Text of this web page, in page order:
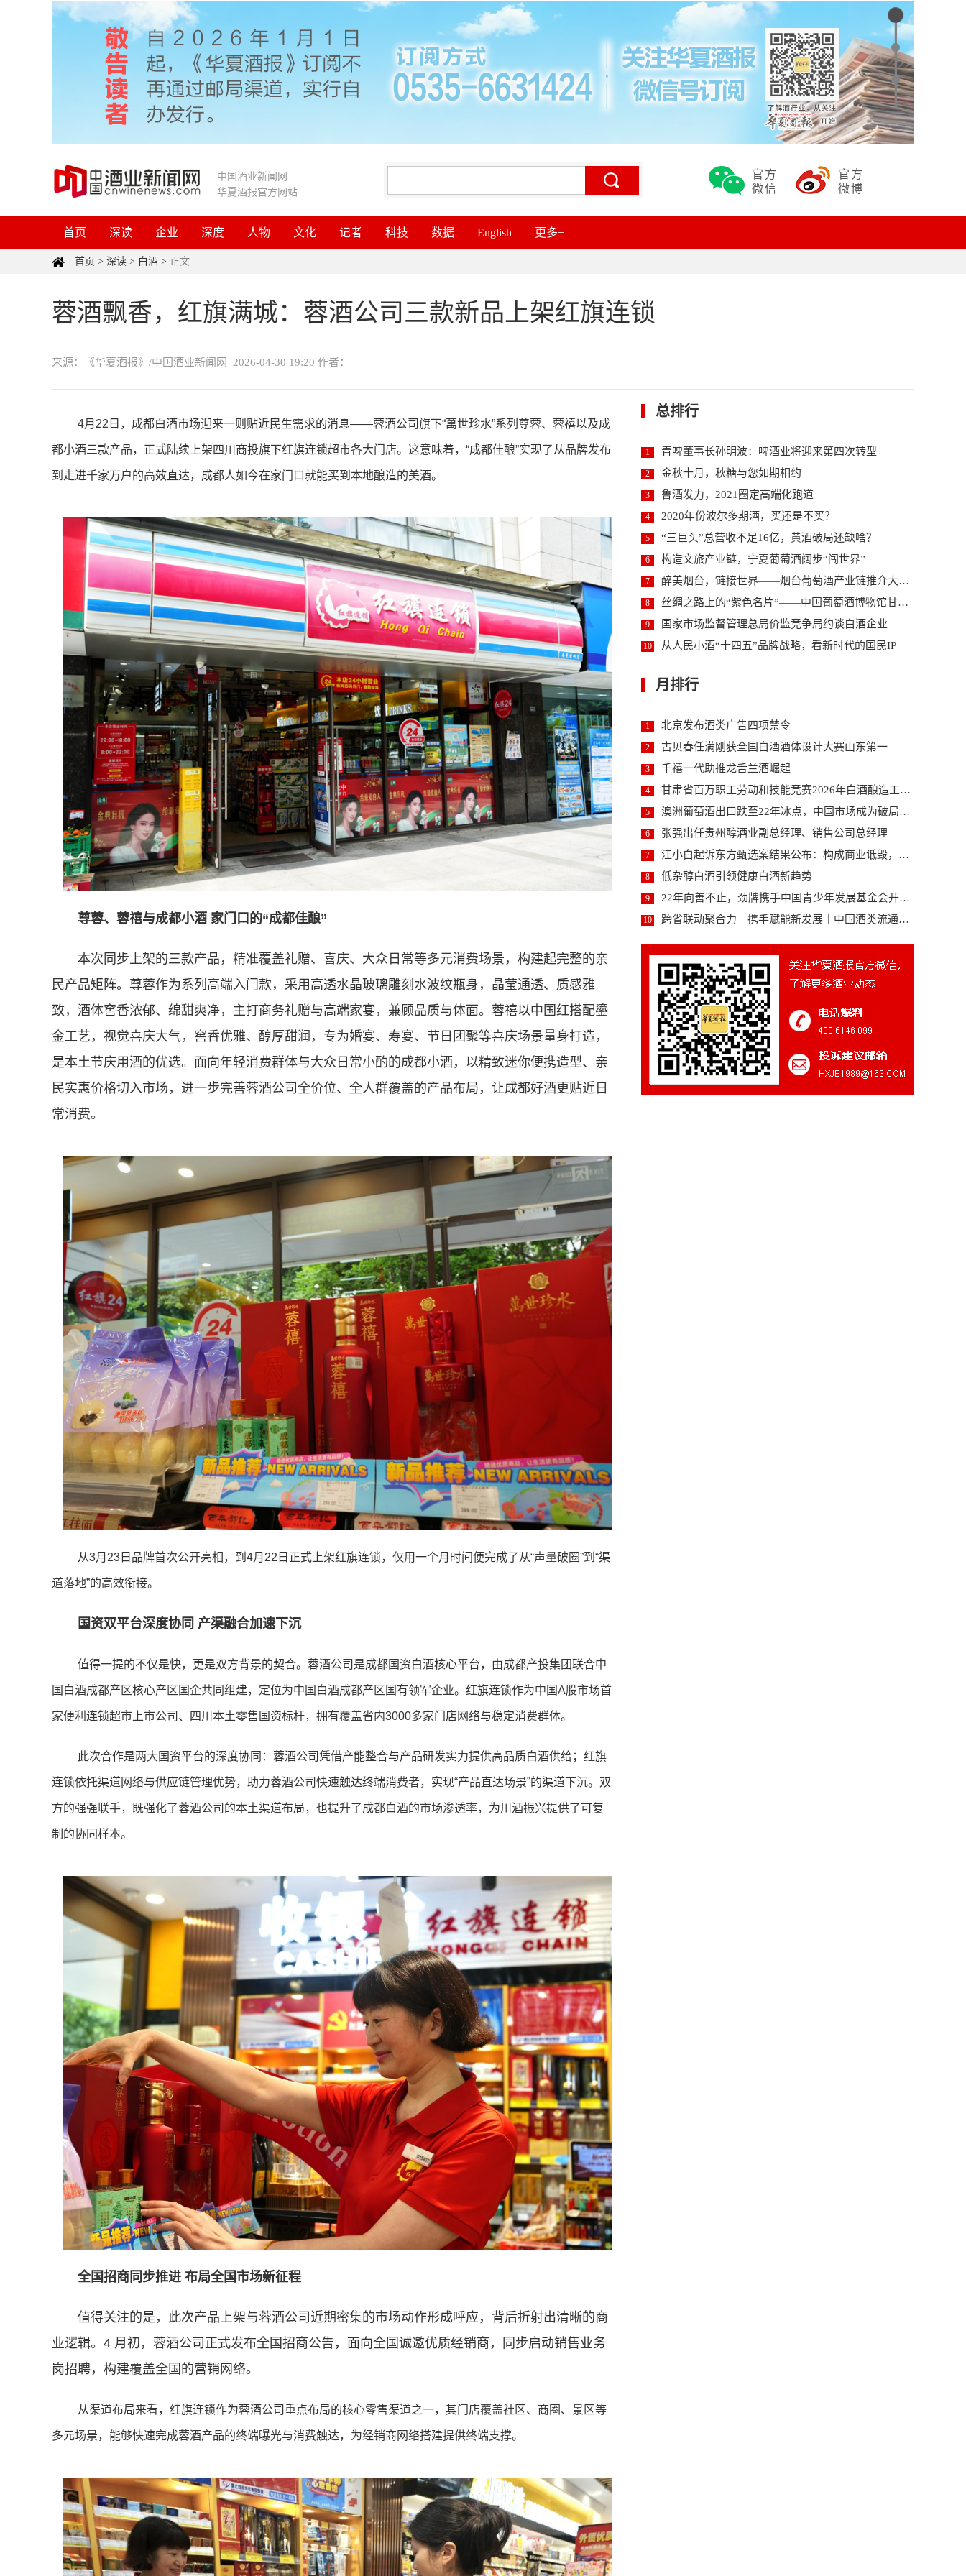
中国酒业新闻网
华夏酒报官方网站
官方
微信
官方
微博
首页 深读 企业 深度 人物 文化 记者 科技 数据 English 更多+
首页 > 深读 > 白酒 > 正文
蓉酒飘香，红旗满城：蓉酒公司三款新品上架红旗连锁
来源：《华夏酒报》/中国酒业新闻网 2026-04-30 19:20 作者：
4月22日，成都白酒市场迎来一则贴近民生需求的消息——蓉酒公司旗下“萬世珍水”系列尊蓉、蓉禧以及成
都小酒三款产品，正式陆续上架四川商投旗下红旗连锁超市各大门店。这意味着，“成都佳酿”实现了从品牌发布
到走进千家万户的高效直达，成都人如今在家门口就能买到本地酿造的美酒。
尊蓉、蓉禧与成都小酒 家门口的“成都佳酿”
本次同步上架的三款产品，精准覆盖礼赠、喜庆、大众日常等多元消费场景，构建起完整的亲
民产品矩阵。尊蓉作为系列高端入门款，采用高透水晶玻璃雕刻水波纹瓶身，晶莹通透、质感雅
致，酒体窖香浓郁、绵甜爽净，主打商务礼赠与高端家宴，兼顾品质与体面。蓉禧以中国红搭配鎏
金工艺，视觉喜庆大气，窖香优雅、醇厚甜润，专为婚宴、寿宴、节日团聚等喜庆场景量身打造，
是本土节庆用酒的优选。面向年轻消费群体与大众日常小酌的成都小酒，以精致迷你便携造型、亲
民实惠价格切入市场，进一步完善蓉酒公司全价位、全人群覆盖的产品布局，让成都好酒更贴近日
常消费。
从3月23日品牌首次公开亮相，到4月22日正式上架红旗连锁，仅用一个月时间便完成了从“声量破圈”到“渠
道落地”的高效衔接。
国资双平台深度协同 产渠融合加速下沉
值得一提的不仅是快，更是双方背景的契合。蓉酒公司是成都国资白酒核心平台，由成都产投集团联合中
国白酒成都产区核心产区国企共同组建，定位为中国白酒成都产区国有领军企业。红旗连锁作为中国A股市场首
家便利连锁超市上市公司、四川本土零售国资标杆，拥有覆盖省内3000多家门店网络与稳定消费群体。
此次合作是两大国资平台的深度协同：蓉酒公司凭借产能整合与产品研发实力提供高品质白酒供给；红旗
连锁依托渠道网络与供应链管理优势，助力蓉酒公司快速触达终端消费者，实现“产品直达场景”的渠道下沉。双
方的强强联手，既强化了蓉酒公司的本土渠道布局，也提升了成都白酒的市场渗透率，为川酒振兴提供了可复
制的协同样本。
全国招商同步推进 布局全国市场新征程
值得关注的是，此次产品上架与蓉酒公司近期密集的市场动作形成呼应，背后折射出清晰的商
业逻辑。4 月初，蓉酒公司正式发布全国招商公告，面向全国诚邀优质经销商，同步启动销售业务
岗招聘，构建覆盖全国的营销网络。
从渠道布局来看，红旗连锁作为蓉酒公司重点布局的核心零售渠道之一，其门店覆盖社区、商圈、景区等
多元场景，能够快速完成蓉酒产品的终端曝光与消费触达，为经销商网络搭建提供终端支撑。
总排行
1 青啤董事长孙明波：啤酒业将迎来第四次转型
2 金秋十月，秋糖与您如期相约
3 鲁酒发力，2021圈定高端化跑道
4 2020年份波尔多期酒，买还是不买？
5 “三巨头”总营收不足16亿，黄酒破局还缺啥？
6 构造文旅产业链，宁夏葡萄酒阔步“闯世界”
7 醉美烟台，链接世界——烟台葡萄酒产业链推介大会暨2...
8 丝绸之路上的“紫色名片”——中国葡萄酒博物馆甘肃河...
9 国家市场监督管理总局价监竞争局约谈白酒企业
10 从人民小酒“十四五”品牌战略，看新时代的国民IP
月排行
1 北京发布酒类广告四项禁令
2 古贝春任满刚获全国白酒酒体设计大赛山东第一
3 千禧一代助推龙舌兰酒崛起
4 甘肃省百万职工劳动和技能竞赛2026年白酒酿造工职...
5 澳洲葡萄酒出口跌至22年冰点，中国市场成为破局关键...
6 张强出任贵州醇酒业副总经理、销售公司总经理
7 江小白起诉东方甄选案结果公布：构成商业诋毁，赔偿3...
8 低杂醇白酒引领健康白酒新趋势
9 22年向善不止，劲牌携手中国青少年发展基金会开启未...
10 跨省联动聚合力 携手赋能新发展｜中国酒类流通协会、...